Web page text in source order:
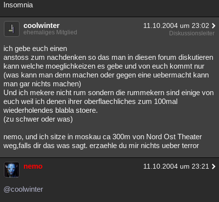
Insomnia
coolwinter 11.10.2004 um 23:02
ehemaliges Mitglied Diskussionsleiter
ich gebe euch einen
anstoss zum nachdenken so das man in diesen forum diskutieren
kann welche moeglichkeizen es gebe und von euch kommt nur
(was kann man denn machen oder gegen eine uebermacht kann
man gar nichts machen)
Und ich mekere nicht rum sondern die rummekern sind einige von
euch weil ich denen ihrer oberflaechliches zum 100mal
wiederholendes blabla stoere.
(zu schwer oder was)
nemo, und ich sitze in moskau ca 300m von Nord Ost Theater
weg,falls dir das was sagt. erzaehle du mir nichts ueber terror
nemo 11.10.2004 um 23:21
@coolwinter